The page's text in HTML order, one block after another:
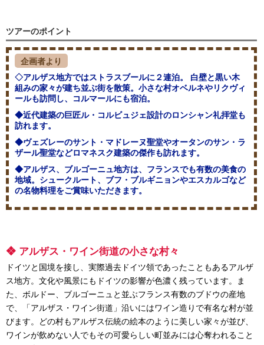
ツアーのポイント
企画者より
◇アルザス地方ではストラスブールに２連泊。 白壁と黒い木
組みの家々が建ち並ぶ街を散策。小さな村オベルネやリクヴィ
ールも訪問し、コルマールにも宿泊。
◆近代建築の巨匠ル・コルビュジェ設計のロンシャン礼拝堂も
訪れます。
◆ヴェズレーのサント・マドレーヌ聖堂やオータンのサン・ラ
ザール聖堂などロマネスク建築の傑作も訪れます。
◆アルザス、ブルゴーニュ地方は、フランスでも有数の美食の
地域。シュークルート、ブフ・ブルギニョンやエスカルゴなど
の名物料理をご賞味いただきます。
❖ アルザス・ワイン街道の小さな村々
ドイツと国境を接し、実際過去ドイツ領であったこともあるアルザ
ス地方。文化や風景にもドイツの影響が色濃く残っています。ま
た、ボルドー、ブルゴーニュと並ぶフランス有数のブドウの産地
で、「アルザス・ワイン街道」沿いにはワイン造りで有名な村が並
びます。どの村もアルザス伝統の絵本のように美しい家々が並び、
ワインが飲めない人でもその可愛らしい町並みには心奪われること